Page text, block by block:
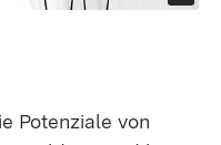
Potenziale von